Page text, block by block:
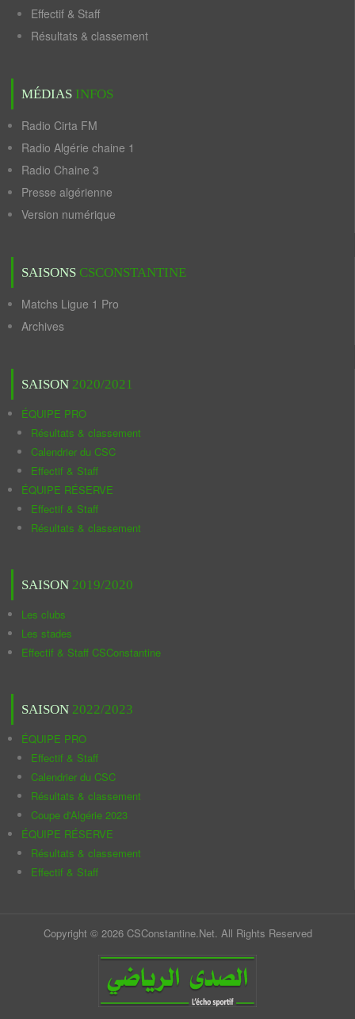
Effectif & Staff
Résultats & classement
MÉDIAS INFOS
Radio Cirta FM
Radio Algérie chaine 1
Radio Chaine 3
Presse algérienne
Version numérique
SAISONS CSCONSTANTINE
Matchs Ligue 1 Pro
Archives
SAISON 2020/2021
ÉQUIPE PRO
Résultats & classement
Calendrier du CSC
Effectif & Staff
ÉQUIPE RÉSERVE
Effectif & Staff
Résultats & classement
SAISON 2019/2020
Les clubs
Les stades
Effectif & Staff CSConstantine
SAISON 2022/2023
ÉQUIPE PRO
Effectif & Staff
Calendrier du CSC
Résultats & classement
Coupe d'Algérie 2023
ÉQUIPE RÉSERVE
Résultats & classement
Effectif & Staff
Copyright © 2026 CSConstantine.Net. All Rights Reserved